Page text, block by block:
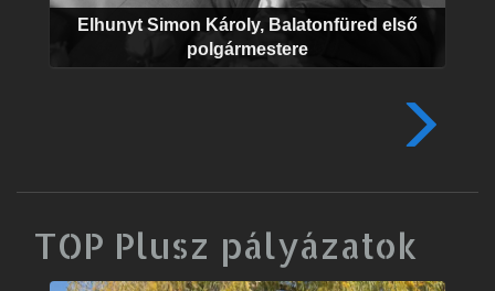
Elhunyt Simon Károly, Balatonfüred első
polgármestere
TOP Plusz pályázatok